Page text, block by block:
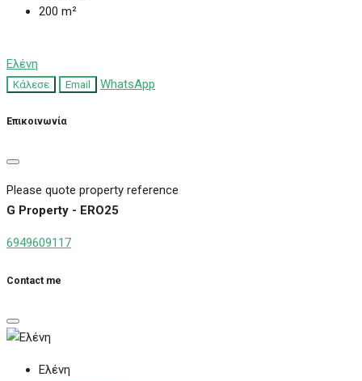
200 m²
Ελένη
Κάλεσε Email WhatsApp
Επικοινωνία
Please quote property reference
G Property - ERO25
6949609117
Contact me
Ελένη